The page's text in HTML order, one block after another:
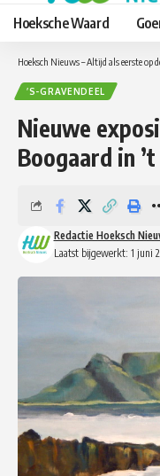
Hoeksche Waard
Hoeksch Nieuws – Altijd als eerste op
’S-GRAVENDEEL
Nieuwe
Boogaard in
Laatst bijgewerkt: 1 juni
Redactie Hoeksch